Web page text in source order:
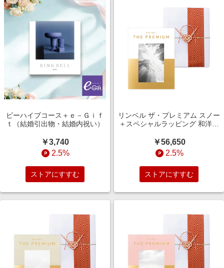
ビーハイブコース＋ｅ－Ｇｉｆ
ｔ（結婚引出物・結婚内祝い）
￥3,740
2.5%
ストアにすすむ
リンベル ザ・プレミアム スノー
＋スペシャルラッピング 和洋ス
い）
￥56,650
2.5%
ストアにすすむ